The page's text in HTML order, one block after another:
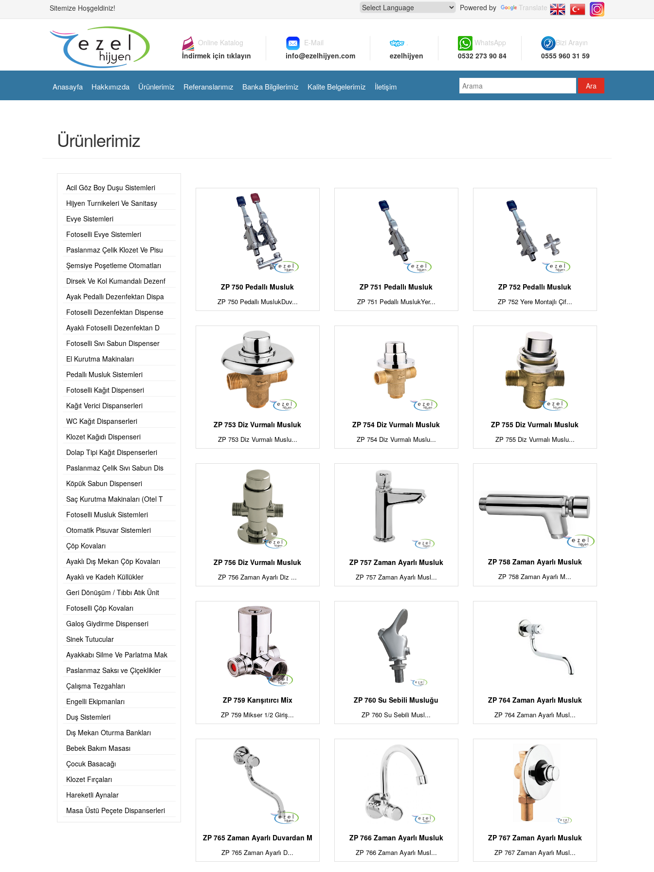
Sitemize Hoşgeldiniz! Powered by Translate
Bizi Arayın
0555 960 31 59
WhatsApp
0532 273 90 84
ezelhijyen
E-Mail
info@ezelhijyen.com
Online Katalog
İndirmek için tıklayın
Anasayfa Hakkımızda Ürünlerimiz Referanslarımız Banka Bilgilerimiz Kalite Belgelerimiz İletişim
Ürünlerimiz
Acil Göz Boy Duşu Sistemleri
Hijyen Turnikeleri Ve Sanitasy
Evye Sistemleri
Fotoselli Evye Sistemleri
Paslanmaz Çelik Klozet Ve Pisu
Şemsiye Poşetleme Otomatları
Dirsek Ve Kol Kumandalı Dezenf
Ayak Pedallı Dezenfektan Dispa
Fotoselli Dezenfektan Dispense
Ayaklı Fotoselli Dezenfektan D
Fotoselli Sıvı Sabun Dispenser
El Kurutma Makinaları
Pedallı Musluk Sistemleri
Fotoselli Kağıt Dispenseri
Kağıt Verici Dispanserleri
WC Kağıt Dispanserleri
Klozet Kağıdı Dispenseri
Dolap Tipi Kağıt Dispenserleri
Paslanmaz Çelik Sıvı Sabun Dis
Köpük Sabun Dispenseri
Saç Kurutma Makinaları (Otel T
Fotoselli Musluk Sistemleri
Otomatik Pisuvar Sistemleri
Çöp Kovaları
Ayaklı Dış Mekan Çöp Kovaları
Ayaklı ve Kadeh Küllükler
Geri Dönüşüm / Tıbbı Atık Ünit
Fotoselli Çöp Kovaları
Galoş Giydirme Dispenseri
Sinek Tutucular
Ayakkabı Silme Ve Parlatma Mak
Paslanmaz Saksı ve Çiçeklikler
Çalışma Tezgahları
Engelli Ekipmanları
Duş Sistemleri
Dış Mekan Oturma Bankları
Bebek Bakım Masası
Çocuk Basacağı
Klozet Fırçaları
Hareketli Aynalar
Masa Üstü Peçete Dispanserleri
ZP 750 Pedallı Musluk
ZP 750 Pedallı MuslukDuv...
ZP 751 Pedallı Musluk
ZP 751 Pedallı MuslukYer...
ZP 752 Pedallı Musluk
ZP 752 Yere Montajlı Çif...
ZP 753 Diz Vurmalı Musluk
ZP 753 Diz Vurmalı Muslu...
ZP 754 Diz Vurmalı Musluk
ZP 754 Diz Vurmalı Muslu...
ZP 755 Diz Vurmalı Musluk
ZP 755 Diz Vurmalı Muslu...
ZP 756 Diz Vurmalı Musluk
ZP 756 Zaman Ayarlı Diz ...
ZP 757 Zaman Ayarlı Musluk
ZP 757 Zaman Ayarlı Musl...
ZP 758 Zaman Ayarlı Musluk
ZP 758 Zaman Ayarlı M...
ZP 759 Karışıtırcı Mix
ZP 759 Mikser 1/2 Giriş...
ZP 760 Su Sebili Musluğu
ZP 760 Su Sebili Musl...
ZP 764 Zaman Ayarlı Musluk
ZP 764 Zaman Ayarlı Musl...
ZP 765 Zaman Ayarlı Duvardan M
ZP 765 Zaman Ayarlı D...
ZP 766 Zaman Ayarlı Musluk
ZP 766 Zaman Ayarlı Musl...
ZP 767 Zaman Ayarlı Musluk
ZP 767 Zaman Ayarlı Musl...